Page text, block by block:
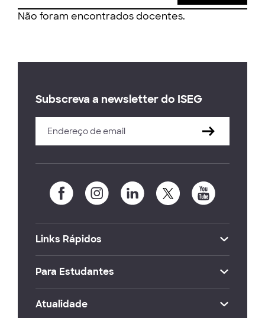
Não foram encontrados docentes.
Subscreva a newsletter do ISEG
Links Rápidos
Para Estudantes
Atualidade